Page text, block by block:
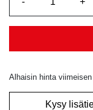
Alhaisin hinta
Kysy